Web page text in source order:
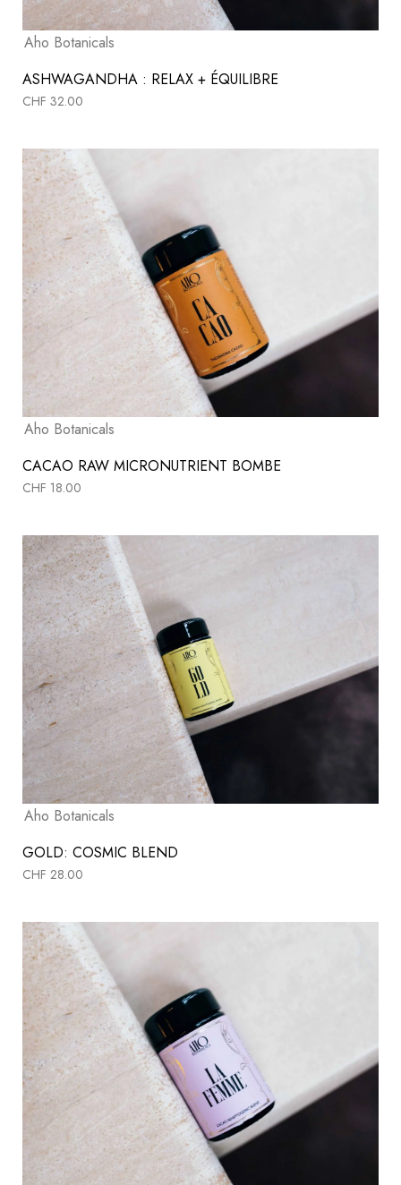
Aho Botanicals
ASHWAGANDHA : RELAX + ÉQUILIBRE
CHF 32.00
Aho Botanicals
CACAO RAW MICRONUTRIENT BOMBE
CHF 18.00
Aho Botanicals
GOLD: COSMIC BLEND
CHF 28.00